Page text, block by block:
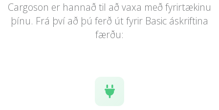
Cargoson er hannað til að vaxa með fyrirtækinu
þínu. Frá því að þú ferð út fyrir Basic áskriftina
færðu: